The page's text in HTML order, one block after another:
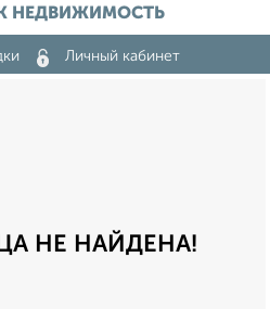
НЕДВИЖИМОСТЬ
Личный кабинет
НЕ НАЙДЕНА!